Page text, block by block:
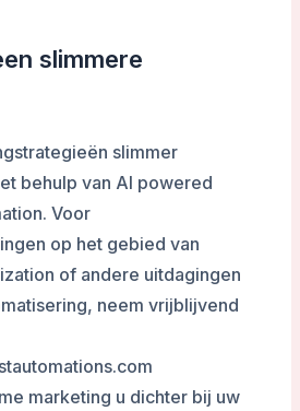
slimmere
slimmer
behulp van AI powered
Voor
op het gebied van
of andere uitdagingen
neem vrijblijvend
marketing u dichter bij uw